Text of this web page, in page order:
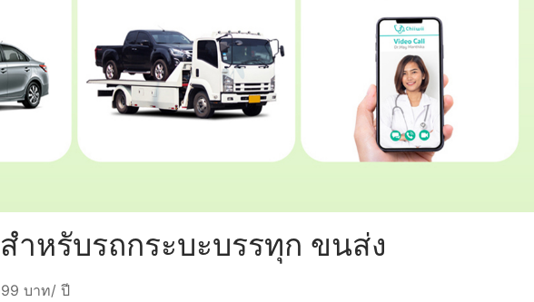
ำหรับรถกระบะบรรทุก ขนส่ง
บาท/ ปี